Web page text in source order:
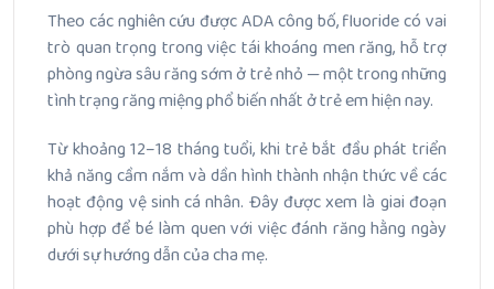
Theo các nghiên cứu được ADA công bố, fluoride có vai
trò quan trọng trong việc tái khoáng men răng, hỗ trợ
phòng ngừa sâu răng sớm ở trẻ nhỏ — một trong những
tình trạng răng miệng phổ biến nhất ở trẻ em hiện nay.
Từ khoảng 12–18 tháng tuổi, khi trẻ bắt đầu phát triển
khả năng cầm nắm và dần hình thành nhận thức về các
hoạt động vệ sinh cá nhân. Đây được xem là giai đoạn
phù hợp để bé làm quen với việc đánh răng hằng ngày
dưới sự hướng dẫn của cha mẹ.